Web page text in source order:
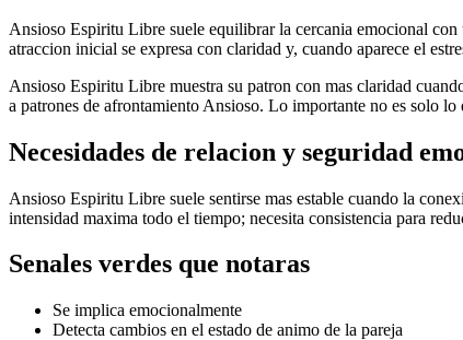
Ansioso Espiritu Libre suele equilibrar la cercania emocional
atraccion inicial se expresa con claridad y, cuando aparece el
Ansioso Espiritu Libre muestra su patron con mas claridad
a patrones de afrontamiento Ansioso. Lo importante no es solo
Necesidades de relacion y seguridad
Ansioso Espiritu Libre suele sentirse mas estable cuando la
intensidad maxima todo el tiempo; necesita consistencia para
Senales verdes que notaras
Se implica emocionalmente
Detecta cambios en el estado de animo de la pareja